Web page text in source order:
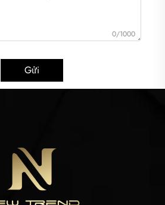
0/1000
Gửi